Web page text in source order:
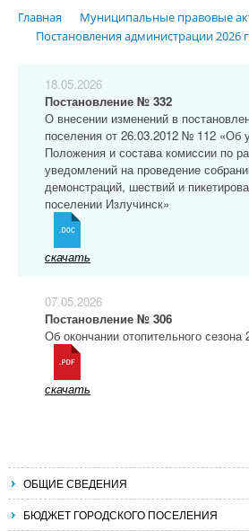
Главная Муниципальные правовые
Постановления администрации 2026
18.05.2026
Постановление № 332
О внесении изменений в
поселения от 26.03.2012 № 112 «Об
Положения и состава комиссии по
уведомлений на проведение
демонстраций, шествий и
поселении Излучинск»
скачать
07.05.2026
Постановление № 306
Об окончании отопительного сезона
скачать
ОБЩИЕ СВЕДЕНИЯ
БЮДЖЕТ ГОРОДСКОГО ПОСЕЛЕНИЯ